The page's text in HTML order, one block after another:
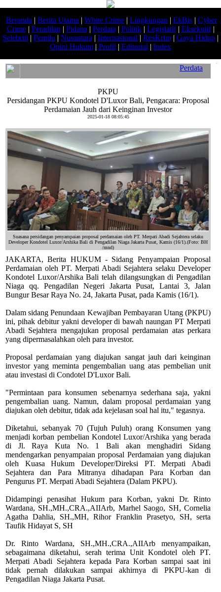
Beranda | Berita Utama | White Crime | Lingkungan | EkBis | Cyber
Crime| Peradilan | Pidana | Perdata | Politik| Legislatif| Eksekutif|
Selebriti | Pemilu | Nusantara | Internasional | ResKrim | Gaya Hidup |
Opini Hukum | Profil | Editorial | Index
Perdata
PKPU
Persidangan PKPU Kondotel D'Luxor Bali, Pengacara: Proposal
Perdamaian Jauh dari Keinginan Investor
2025-01-18 08:05:45
Suasana persidangan penyampaian proposal perdamaian oleh PT. Merpati Abadi Sejahtera selaku
Developer Kondotel Luxor/Arshika Bali di Pengadilan Niaga Jakarta Pusat, Kamis (16/1).(Foto: BH
/mnd)
JAKARTA, Berita HUKUM - Sidang Penyampaian Proposal
Perdamaian oleh PT. Merpati Abadi Sejahtera selaku Developer
Kondotel Luxor/Arshika Bali telah dilangsungkan di Pengadilan
Niaga qq. Pengadilan Negeri Jakarta Pusat, Lantai 3, Jalan
Bungur Besar Raya No. 24, Jakarta Pusat, pada Kamis (16/1).
Dalam sidang Penundaan Kewajiban Pembayaran Utang (PKPU)
ini, pihak debitur yakni developer di bawah naungan PT Merpati
Abadi Sejahtera mengajukan proposal perdamaian atas perkara
yang dipermasalahkan oleh para investor.
Proposal perdamaian yang diajukan sangat jauh dari keinginan
investor yang meminta pengembalian uang atas pembelian unit
atau investasi di Condotel D'Luxor Bali.
"Permintaan para konsumen sebenarnya sederhana saja, yakni
pengembalian uang. Namun, dalam proposal perdamaian yang
diajukan oleh debitur, tidak ada kejelasan soal hal itu," tegasnya.
Diketahui, sebanyak 70 (Tujuh Puluh) orang Konsumen yang
menjadi korban pembelian Kondotel Luxor/Arshika yang berada
di Jl. Raya Kuta No. 1 Bali akan menghadiri Sidang
mendengarkan penyampaian proposal Perdamaian yang diajukan
oleh Kuasa Hukum Developer/Direksi PT. Merpati Abadi
Sejahtera dan Para Mitranya dihadapan Para Korban dan
Pengurus PT. Merpati Abadi Sejahtera (Dalam PKPU).
Didampingi penasihat Hukum para Korban, yakni Dr. Rinto
Wardana, SH.,MH.,CRA.,AIIArb, Marhel Saogo, SH, Cornelia
Agatha Dahlia, SH.,MH, Rihor Franklin Prasetyo, SH, serta
Taufik Hidayat S, SH
Dr. Rinto Wardana, SH.,MH.,CRA.,AIIArb menyampaikan,
sebagaimana diketahui, serah terima Unit Kondotel oleh PT.
Merpati Abadi Sejahtera kepada Para Korban sampai saat ini
tidak pernah dilakukan sampai akhirnya di PKPU-kan di
Pengadilan Niaga Jakarta Pusat.